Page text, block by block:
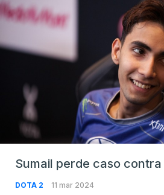
Sumail perde caso contra
DOTA 2 11 mar 2024